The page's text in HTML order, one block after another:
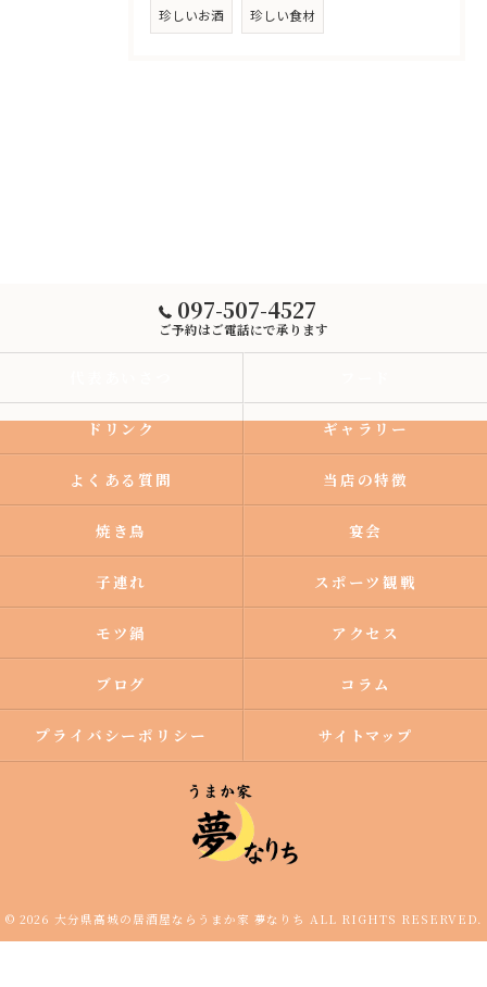
珍しいお酒 珍しい食材
097-507-4527
ご予約はご電話にで承ります
ドリンク ギャラリー
よくある質問 当店の特徴
焼き鳥 宴会
子連れ スポーツ観戦
モツ鍋 アクセス
ブログ コラム
プライバシーポリシー サイトマップ
© 2026 大分県高城の居酒屋ならうまか家 夢なりち ALL RIGHTS RESERVED.